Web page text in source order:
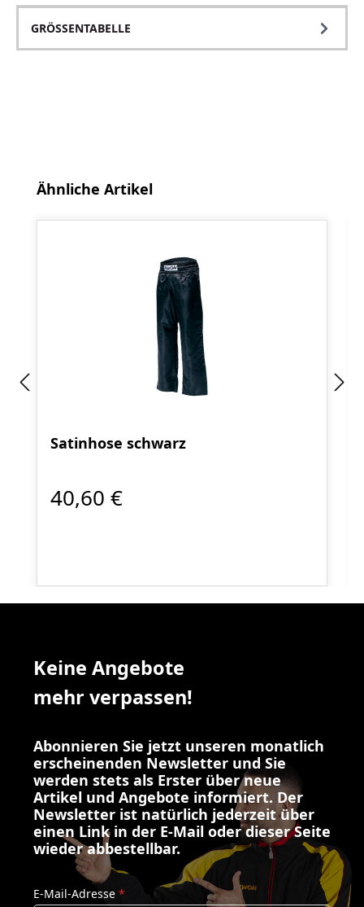
GRÖSSENTABELLE
Produktgalerie überspringen
Ähnliche Artikel
Satinhose schwarz
40,60 €
Keine Angebote
mehr verpassen!
Abonnieren Sie jetzt unseren monatlich
erscheinenden Newsletter und Sie
werden stets als Erster über neue
Artikel und Angebote informiert. Der
Newsletter ist natürlich jederzeit über
einen Link in der E-Mail oder dieser Seite
wieder abbestellbar.
E-Mail-Adresse *